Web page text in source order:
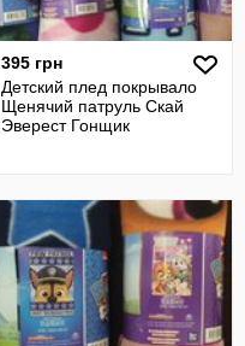
395 грн
Детский плед покрывало
Щенячий патруль Скай
Эверест Гонщик